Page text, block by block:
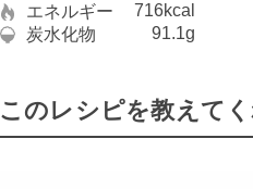
エネルギー 716kcal
炭水化物
91.1g
このレシピを教えて